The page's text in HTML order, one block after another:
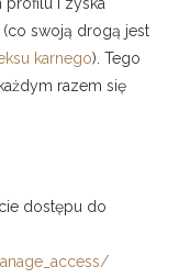
swoją drogą jest
karnego). Tego
razem się
dostępu do